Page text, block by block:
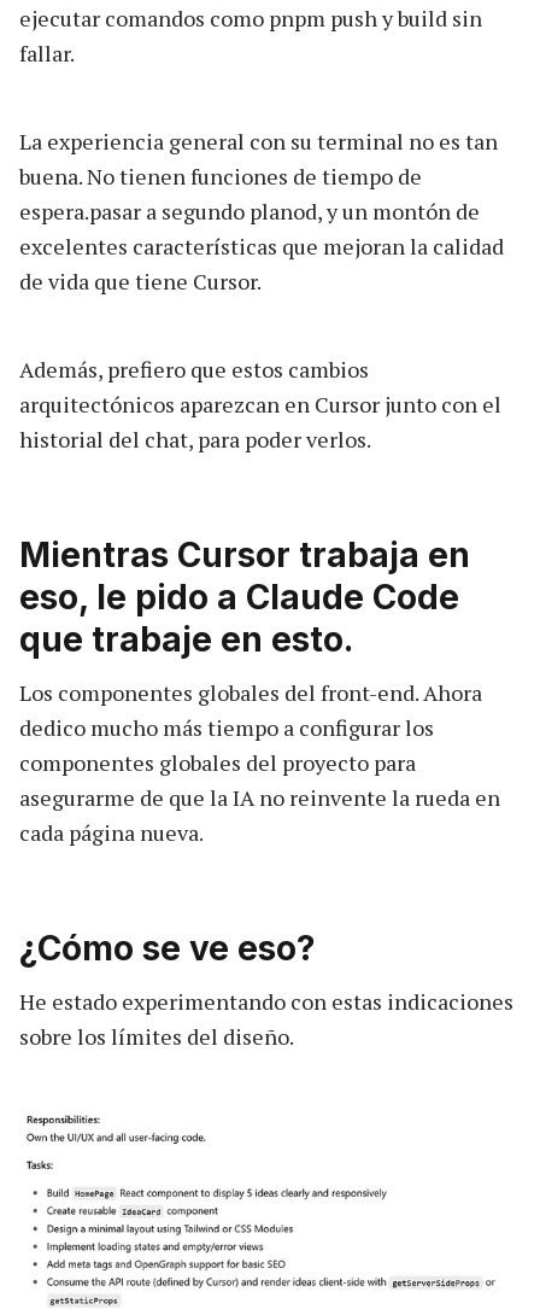
ejecutar comandos como pnpm push y build sin
fallar.
La experiencia general con su terminal no es tan
buena. No tienen funciones de tiempo de
espera.pasar a segundo planod, y un montón de
excelentes características que mejoran la calidad
de vida que tiene Cursor.
Además, prefiero que estos cambios
arquitectónicos aparezcan en Cursor junto con el
historial del chat, para poder verlos.
Mientras Cursor trabaja en
eso, le pido a Claude Code
que trabaje en esto.
Los componentes globales del front-end. Ahora
dedico mucho más tiempo a configurar los
componentes globales del proyecto para
asegurarme de que la IA no reinvente la rueda en
cada página nueva.
¿Cómo se ve eso?
He estado experimentando con estas indicaciones
sobre los límites del diseño.